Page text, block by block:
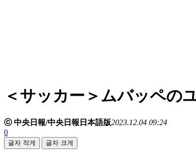
＜サッカー＞ムバッペの
ⓒ 中央日報/中央日報日本語版2023.12.04 09:24
0
글자 작게 글자 크게